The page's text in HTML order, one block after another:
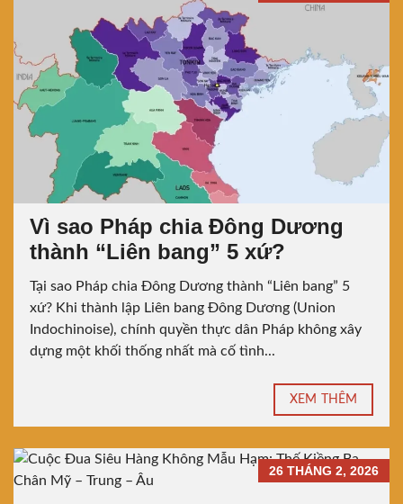
Vì sao Pháp chia Đông Dương
thành “Liên bang” 5 xứ?
Tại sao Pháp chia Đông Dương thành “Liên bang” 5
xứ? Khi thành lập Liên bang Đông Dương (Union
Indochinoise), chính quyền thực dân Pháp không xây
dựng một khối thống nhất mà cố tình...
XEM THÊM
26 THÁNG 2, 2026